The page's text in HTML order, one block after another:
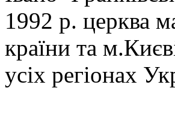
1992 р. церква
країни та
усіх регіонах